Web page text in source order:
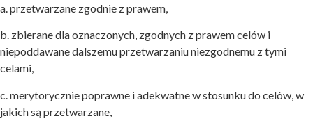
a. przetwarzane zgodnie z prawem,
b. zbierane dla oznaczonych, zgodnych z prawem celów i
niepoddawane dalszemu przetwarzaniu niezgodnemu z tymi
celami,
c. merytorycznie poprawne i adekwatne w stosunku do celów, w
jakich są przetwarzane,